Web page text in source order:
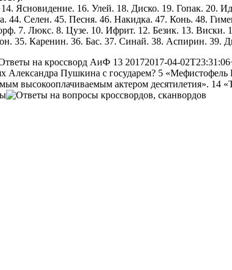
Ясновидение. 16. Улей. 18. Диско. 19. Гопак. 20.
44. Селен. 45. Песня. 46. Накидка. 47. Конь. 48.
7. Люкс. 8. Цузе. 10. Ифрит. 12. Безик. 13. Виски.
35. Каренин. 36. Бас. 37. Синай. 38. Аспирин. 39.
на кроссворд АиФ 13 20172017-04-
Александра Пушкина с государем? 5
высокооплачиваемым актером десятилетия».